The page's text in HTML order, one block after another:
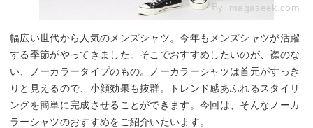
By: magaseek.com
幅広い世代から人気のメンズシャツ。今年もメンズシャツが活躍
する季節がやってきました。そこでおすすめしたいのが、襟のな
い、ノーカラータイプのもの。ノーカラーシャツは首元がすっき
りと見えるので、小顔効果も抜群。トレンド感あふれるスタイリ
ングを簡単に完成させることができます。今回は、そんなノーカ
ラーシャツのおすすめをご紹介いたいます。